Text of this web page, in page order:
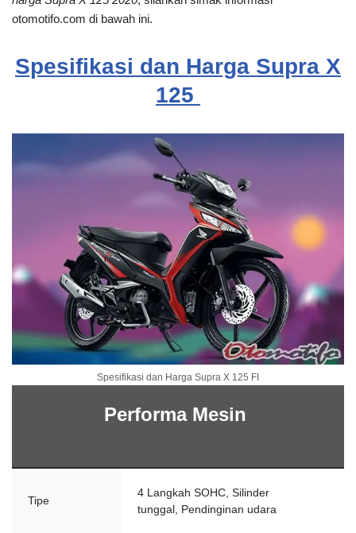
otomotifo.com di bawah ini.
Spesifikasi dan Harga Supra X
125
Spesifikasi dan Harga Supra X 125 FI
Performa Mesin
Tipe
4 Langkah SOHC, Silinder
tunggal, Pendinginan udara